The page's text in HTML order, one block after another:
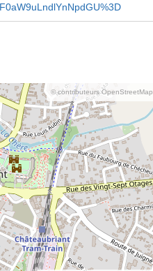
© contributeurs OpenStreetMap